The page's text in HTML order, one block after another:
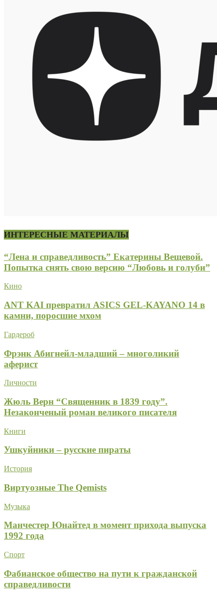
ИНТЕРЕСНЫЕ МАТЕРИАЛЫ
“Лена и справедливость” Екатерины Вещевой.
Попытка снять свою версию “Любовь и голуби”
Кино
ANT KAI превратил ASICS GEL-KAYANO 14 в
камни, поросшие мхом
Гардероб
Фрэнк Абигнейл-младший – многоликий
аферист
Личности
Жюль Верн “Священник в 1839 году”.
Незаконченый роман великого писателя
Книги
Ушкуйники – русские пираты
История
Виртуозные The Qemists
Музыка
Манчестер Юнайтед в момент прихода выпуска
1992 года
Спорт
Фабианское общество на пути к гражданской
справедливости